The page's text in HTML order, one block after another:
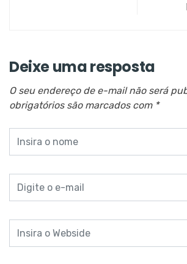
Deixe uma resposta
O seu endereço de e-mail não será
obrigatórios são marcados com *